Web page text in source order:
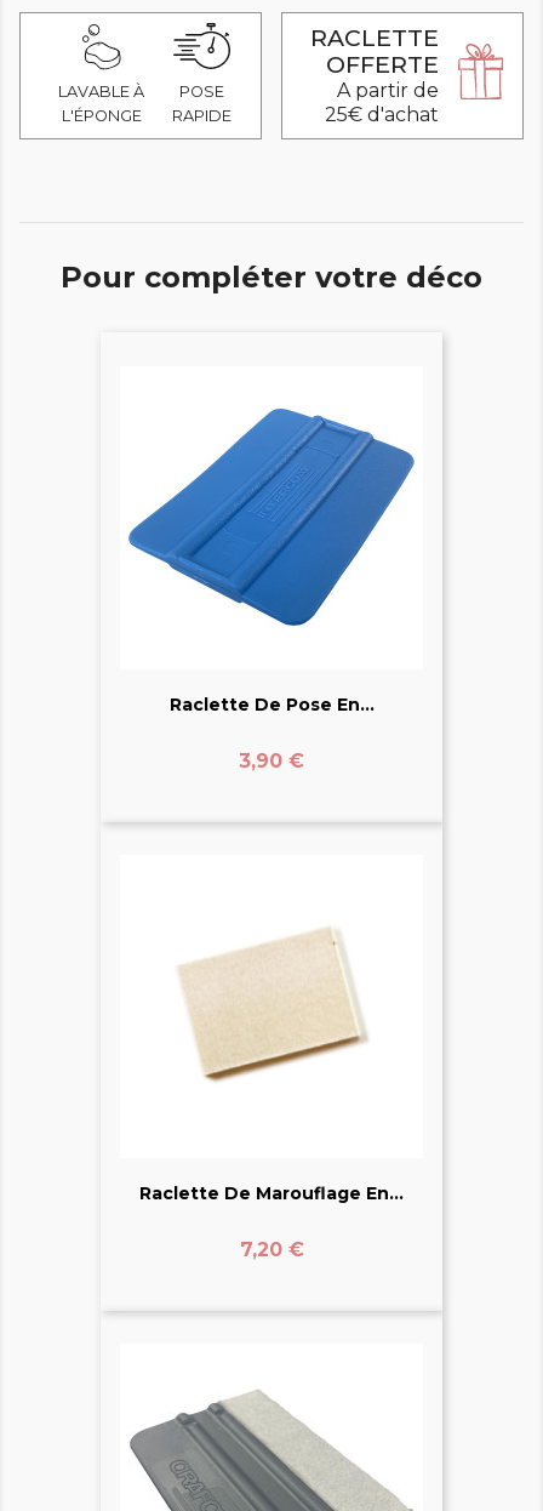
LAVABLE À
L'ÉPONGE
POSE
RAPIDE
RACLETTE
OFFERTE
A partir de
25€ d'achat
Pour compléter votre déco
Raclette De Pose En...
Prix
3,90 €
Raclette De Marouflage En...
Prix
7,20 €